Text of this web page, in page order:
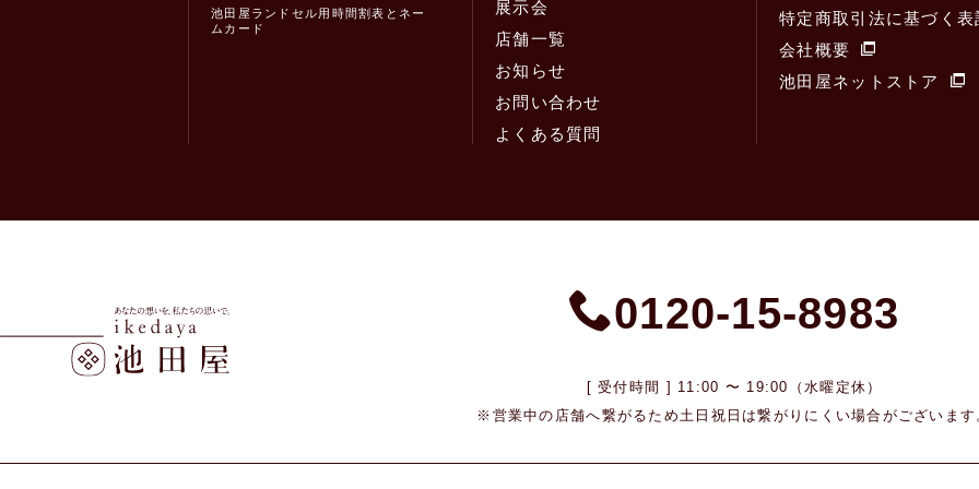
池田屋ランドセル用時間割表とネー
ムカード
展示会
店舗一覧
お知らせ
お問い合わせ
よくある質問
特定商取引法に基づく表
会社概要
池田屋ネットストア
0120-15-8983
[ 受付時間 ] 11:00 〜 19:00（水曜定休）
※営業中の店舗へ繋がるため 土日祝日は繋がりにくい場合がございます